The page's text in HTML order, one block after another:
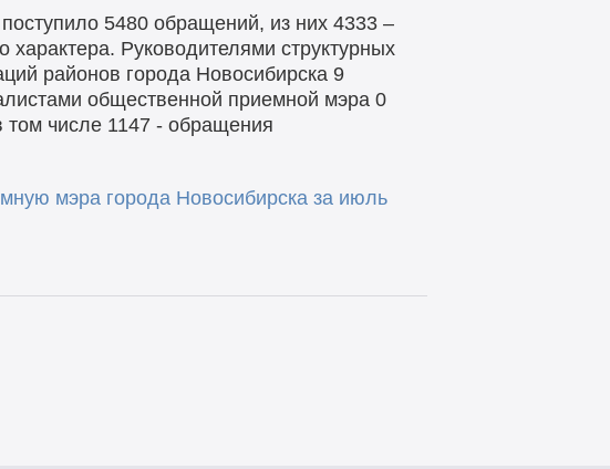
5480 обращений, из них 4333 –
Руководителями структурных
районов города Новосибирска 9
общественной приемной мэра 0
числе 1147 - обращения
мэра города Новосибирска за июль